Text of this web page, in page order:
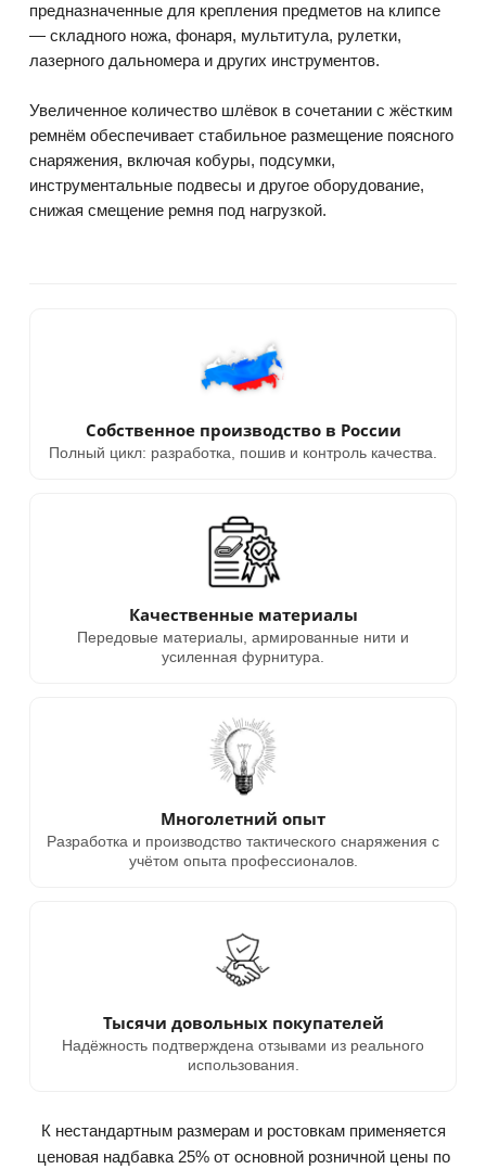
предназначенные для крепления предметов на клипсе
— складного ножа, фонаря, мультитула, рулетки,
лазерного дальномера и других инструментов.
Увеличенное количество шлёвок в сочетании с жёстким
ремнём обеспечивает стабильное размещение поясного
снаряжения, включая кобуры, подсумки,
инструментальные подвесы и другое оборудование,
снижая смещение ремня под нагрузкой.
Собственное производство в России
Полный цикл: разработка, пошив и контроль качества.
Качественные материалы
Передовые материалы, армированные нити и
усиленная фурнитура.
Многолетний опыт
Разработка и производство тактического снаряжения с
учётом опыта профессионалов.
Тысячи довольных покупателей
Надёжность подтверждена отзывами из реального
использования.
К нестандартным размерам и ростовкам применяется
ценовая надбавка 25% от основной розничной цены по